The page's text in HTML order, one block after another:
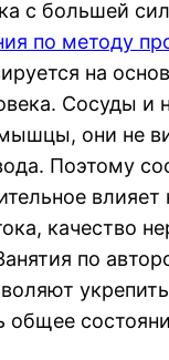
с большей
по методу
на
Сосуды и
они не
Поэтому
качество
по